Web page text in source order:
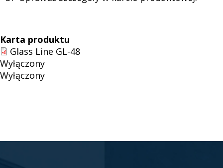
Karta produktu
Glass Line GL-48
Wyłączony
Wyłączony